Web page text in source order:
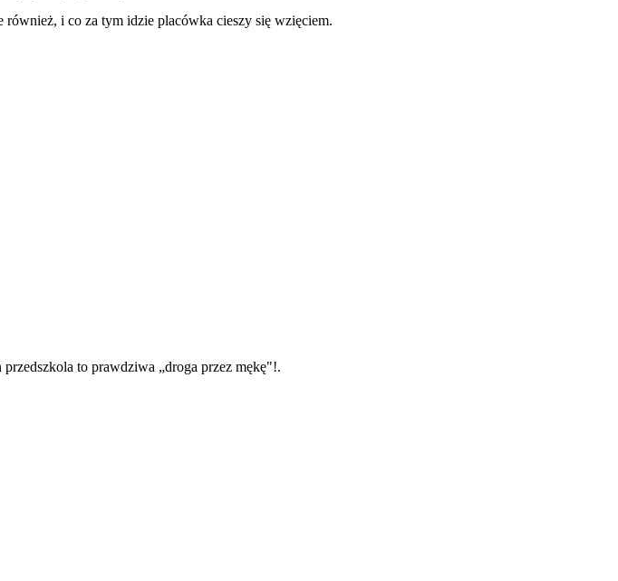
również, i co za tym idzie placówka cieszy się wzięciem.
to prawdziwa „droga przez mękę"!.